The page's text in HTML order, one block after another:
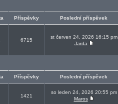
Příspěvky Poslední příspěvek
6715
st červen 24, 2026 16:15 pm
Jarda
Příspěvky Poslední příspěvek
1421
so leden 24, 2026 20:55 pm
Maros